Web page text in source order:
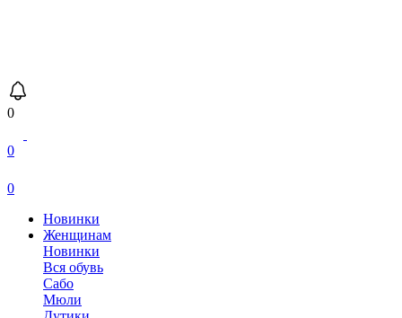
0
0
0
Новинки
Женщинам
Новинки
Вся обувь
Сабо
Мюли